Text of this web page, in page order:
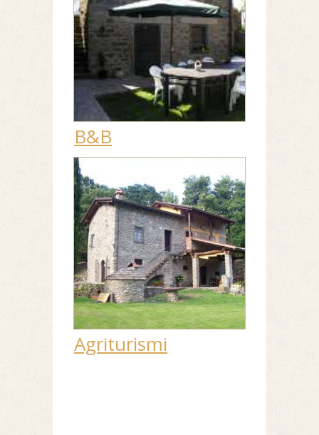
B&B
Agriturismi